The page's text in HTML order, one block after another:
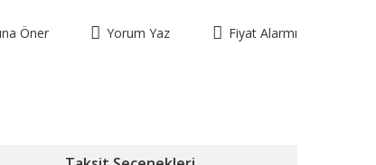
Öner Yorum Yaz Fiyat Alarmı